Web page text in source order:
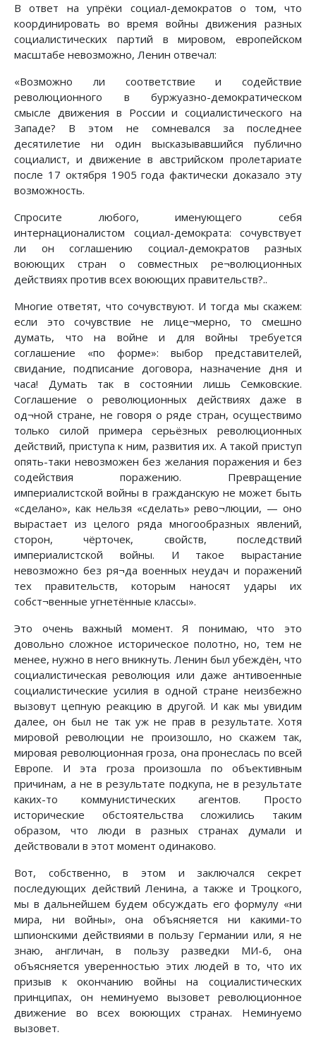
В ответ на упрёки социал-демократов о том, что
координировать во время войны движения разных
социалистических партий в мировом, европейском
масштабе невозможно, Ленин отвечал:
«Возможно ли соответствие и содействие
революционного в буржуазно-демократическом
смысле движения в России и социалистического на
Западе? В этом не сомневался за последнее
десятилетие ни один высказывавшийся публично
социалист, и движение в австрийском пролетариате
после 17 октября 1905 года фактически доказало эту
возможность.
Спросите любого, именующего себя
интернационалистом социал-демократа: сочувствует
ли он соглашению социал-демократов разных
воюющих стран о совместных ре¬волюционных
действиях против всех воюющих правительств?..
Многие ответят, что сочувствуют. И тогда мы скажем:
если это сочувствие не лице¬мерно, то смешно
думать, что на войне и для войны требуется
соглашение «по форме»: выбор представителей,
свидание, подписание договора, назначение дня и
часа! Думать так в состоянии лишь Семковские.
Соглашение о революционных действиях даже в
од¬ной стране, не говоря о ряде стран, осуществимо
только силой примера серьёзных революционных
действий, приступа к ним, развития их. А такой приступ
опять-таки невозможен без желания поражения и без
содействия поражению. Превращение
империалистской войны в гражданскую не может быть
«сделано», как нельзя «сделать» рево¬люции, — оно
вырастает из целого ряда многообразных явлений,
сторон, чёрточек, свойств, последствий
империалистской войны. И такое вырастание
невозможно без ря¬да военных неудач и поражений
тех правительств, которым наносят удары их
собст¬венные угнетённые классы».
Это очень важный момент. Я понимаю, что это
довольно сложное историческое полотно, но, тем не
менее, нужно в него вникнуть. Ленин был убеждён, что
социалистическая революция или даже антивоенные
социалистические усилия в одной стране неизбежно
вызовут цепную реакцию в другой. И как мы увидим
далее, он был не так уж не прав в результате. Хотя
мировой революции не произошло, но скажем так,
мировая революционная гроза, она пронеслась по всей
Европе. И эта гроза произошла по объективным
причинам, а не в результате подкупа, не в результате
каких-то коммунистических агентов. Просто
исторические обстоятельства сложились таким
образом, что люди в разных странах думали и
действовали в этот момент одинаково.
Вот, собственно, в этом и заключался секрет
последующих действий Ленина, а также и Троцкого,
мы в дальнейшем будем обсуждать его формулу «ни
мира, ни войны», она объясняется ни какими-то
шпионскими действиями в пользу Германии или, я не
знаю, англичан, в пользу разведки МИ-6, она
объясняется уверенностью этих людей в то, что их
призыв к окончанию войны на социалистических
принципах, он неминуемо вызовет революционное
движение во всех воюющих странах. Неминуемо
вызовет.